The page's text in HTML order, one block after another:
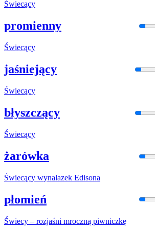
Świecący
promienny
Świecący
jaśniejący
Świecący
błyszczący
Świecący
żarówka
Świecący wynalazek Edisona
płomień
Świecy – rozjaśni mroczną piwniczkę